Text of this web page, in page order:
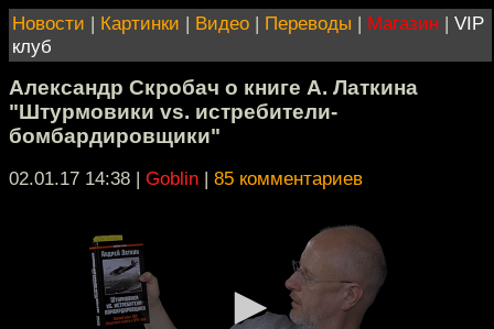
Новости | Картинки | Видео | Переводы | Магазин | VIP
клуб
Александр Скробач о книге А. Латкина
"Штурмовики vs. истребители-
бомбардировщики"
02.01.17 14:38 | Goblin | 85 комментариев